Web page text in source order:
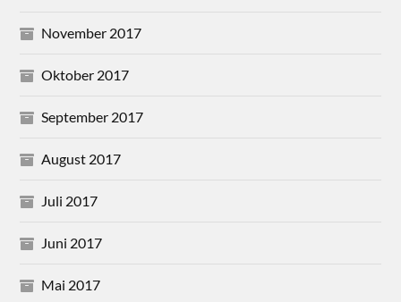
November 2017
Oktober 2017
September 2017
August 2017
Juli 2017
Juni 2017
Mai 2017